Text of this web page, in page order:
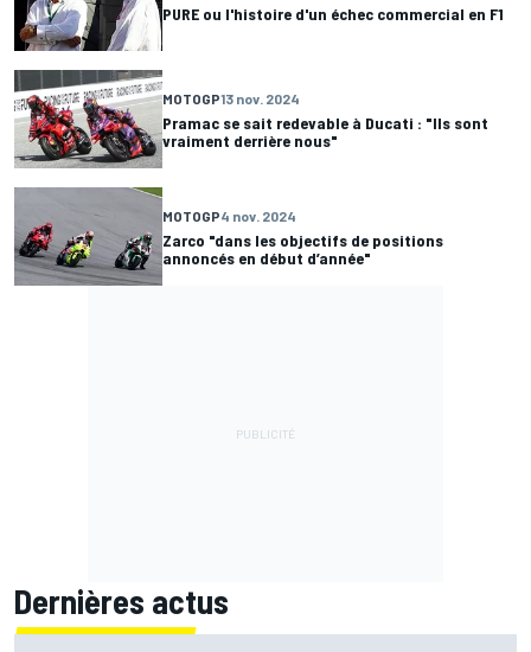
PURE ou l'histoire d'un échec commercial en F1
MOTOGP13 nov. 2024
Pramac se sait redevable à Ducati : "Ils sont
vraiment derrière nous"
MOTOGP4 nov. 2024
Zarco "dans les objectifs de positions
annoncés en début d’année"
Dernières actus